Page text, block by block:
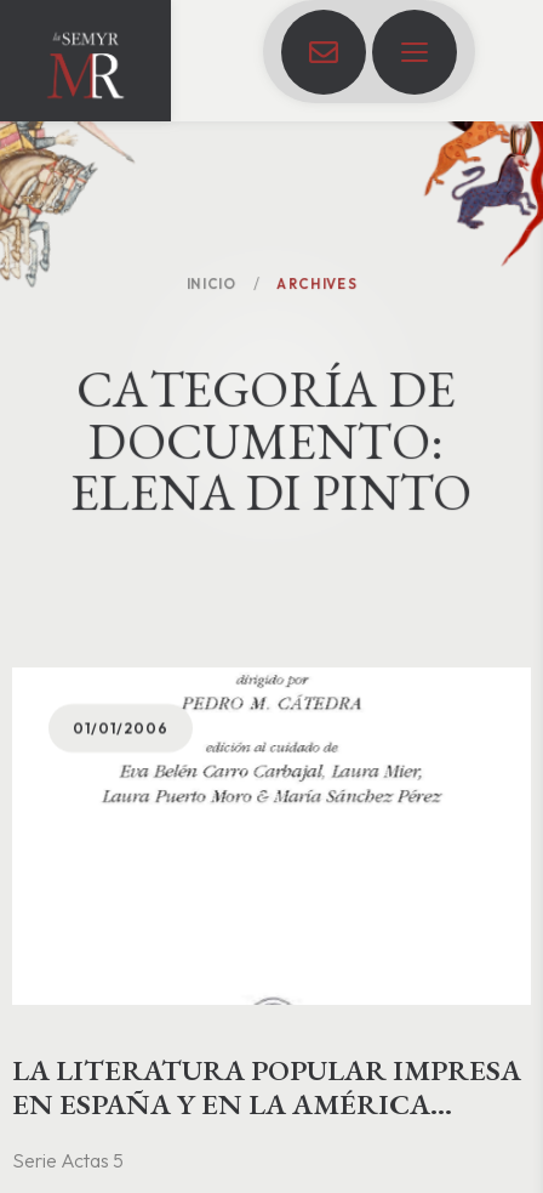
INICIO ARCHIVES
CATEGORÍADE
DOCUMENTO:
ELENA DI PINTO
01/01/2006
LA LITERATURA POPULAR IMPRESA
EN ESPAÑA Y EN LA AMÉRICA
GÉNEROS, FUNCIONES, DIFUSIÓN,
Serie Actas 5